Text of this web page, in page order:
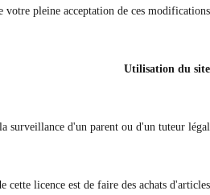
licence non transférable ou révocable